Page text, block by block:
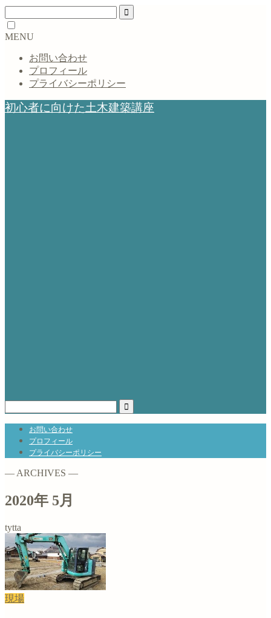
MENU
お問い合わせ
プロフィール
プライバシーポリシー
初心者に向けた土木建築講座
お問い合わせ
プロフィール
プライバシーポリシー
― ARCHIVES ―
2020年 5月
tytta
現場